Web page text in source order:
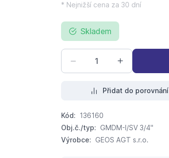
* Nejnižší cena za 30 dní
Skladem
Přidat do porovnání
Kód: 136160
Obj.č./typ: GMDM-I/SV 3/4"
Výrobce: GEOS AGT s.r.o.